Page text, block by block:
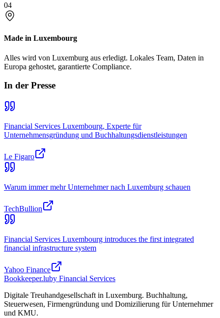
04
Made in Luxembourg
Alles wird von Luxemburg aus erledigt. Lokales Team, Daten in
Europa gehostet, garantierte Compliance.
In der Presse
Financial Services Luxembourg, Experte für
Unternehmensgründung und Buchhaltungsdienstleistungen
Le Figaro
Warum immer mehr Unternehmer nach Luxemburg schauen
TechBullion
Financial Services Luxembourg introduces the first integrated
financial infrastructure system
Yahoo Finance
Bookkeeper.luby Financial Services
Digitale Treuhandgesellschaft in Luxemburg. Buchhaltung,
Steuerwesen, Firmengründung und Domizilierung für Unternehmer
und KMU.